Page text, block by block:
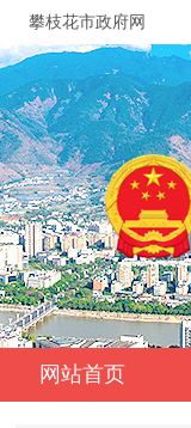
攀枝花市政府网
网站首页